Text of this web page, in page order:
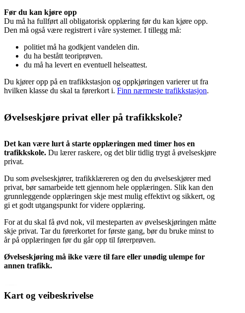
Før du kan kjøre opp
Du må ha fullført all obligatorisk opplæring før du kan kjøre opp.
Den må også være registrert i våre systemer. I tillegg må:
politiet må ha godkjent vandelen din.
du ha bestått teoriprøven.
du må ha levert en eventuell helseattest.
Du kjører opp på en trafikkstasjon og oppkjøringen varierer ut fra
hvilken klasse du skal ta førerkort i. Finn nærmeste trafikkstasjon.
Øvelseskjøre privat eller på trafikkskole?
Det kan være lurt å starte opplæringen med timer hos en
trafikkskole. Du lærer raskere, og det blir tidlig trygt å øvelseskjøre
privat.
Du som øvelseskjører, trafikklæreren og den du øvelseskjører med
privat, bør samarbeide tett gjennom hele opplæringen. Slik kan den
grunnleggende opplæringen skje mest mulig effektivt og sikkert, og
gi et godt utgangspunkt for videre opplæring.
For at du skal få øvd nok, vil mesteparten av øvelseskjøringen måtte
skje privat. Tar du førerkortet for første gang, bør du bruke minst to
år på opplæringen før du går opp til førerprøven.
Øvelseskjøring må ikke være til fare eller unødig ulempe for
annen trafikk.
Kart og veibeskrivelse